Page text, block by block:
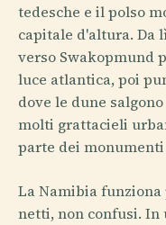
tedesche e il polso
capitale d'altura. Da
verso Swakopmund
luce atlantica, poi
dove le dune
molti grattacieli
parte dei
La Namibia
netti, non confusi. In